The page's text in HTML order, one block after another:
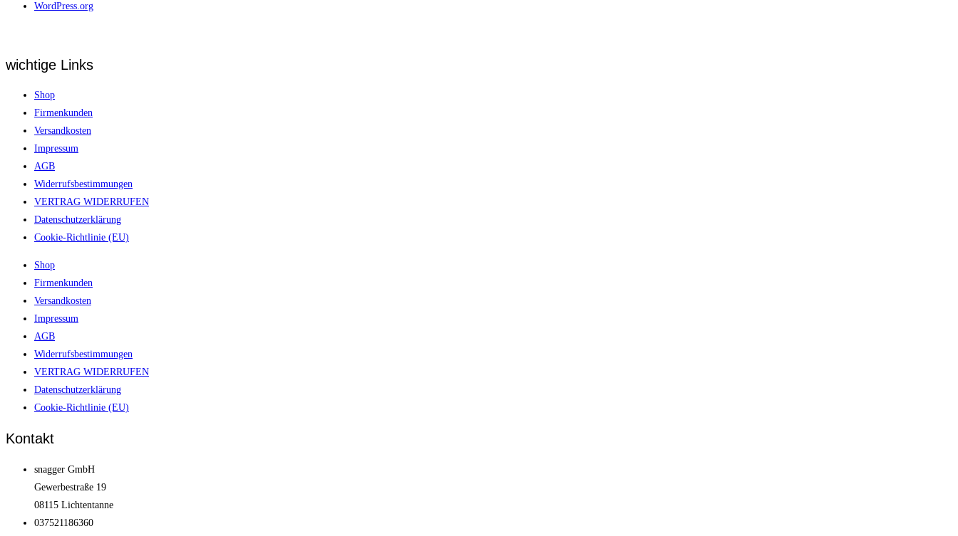
WordPress.org
wichtige Links
Shop
Firmenkunden
Versandkosten
Impressum
AGB
Widerrufsbestimmungen
VERTRAG WIDERRUFEN
Datenschutzerklärung
Cookie-Richtlinie (EU)
Shop
Firmenkunden
Versandkosten
Impressum
AGB
Widerrufsbestimmungen
VERTRAG WIDERRUFEN
Datenschutzerklärung
Cookie-Richtlinie (EU)
Kontakt
snagger GmbH
Gewerbestraße 19
08115 Lichtentanne
037521186360